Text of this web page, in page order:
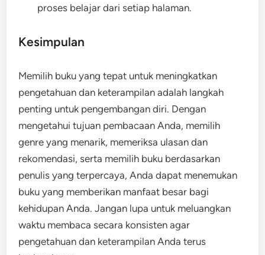
proses belajar dari setiap halaman.
Kesimpulan
Memilih buku yang tepat untuk meningkatkan
pengetahuan dan keterampilan adalah langkah
penting untuk pengembangan diri. Dengan
mengetahui tujuan pembacaan Anda, memilih
genre yang menarik, memeriksa ulasan dan
rekomendasi, serta memilih buku berdasarkan
penulis yang terpercaya, Anda dapat menemukan
buku yang memberikan manfaat besar bagi
kehidupan Anda. Jangan lupa untuk meluangkan
waktu membaca secara konsisten agar
pengetahuan dan keterampilan Anda terus